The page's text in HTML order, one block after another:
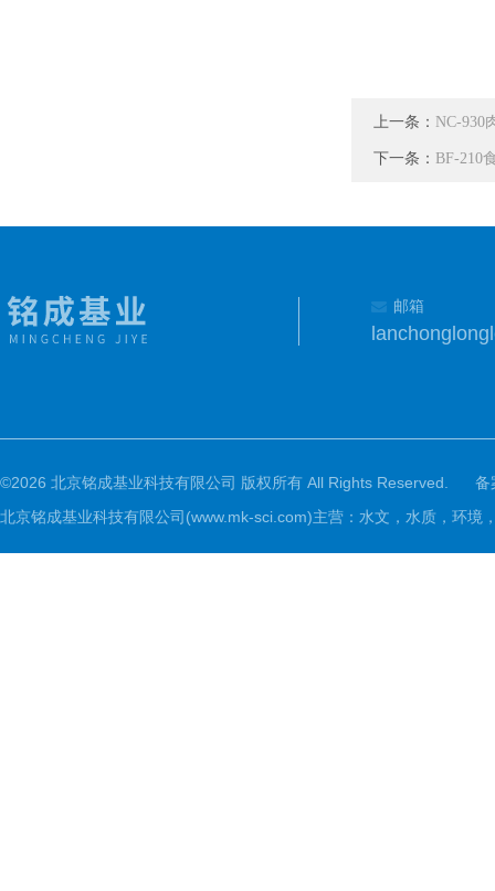
上一条： NC-930
下一条： BF-210
邮箱
©2026 北京铭成基业科技有限公司 版权所有 All Rights Reserved.
备
北京铭成基业科技有限公司(www.mk-sci.com)主营：水文，水质，环境